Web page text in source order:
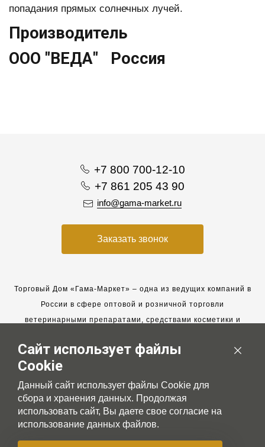
попадания прямых солнечных лучей.
Производитель
ООО "ВЕДА" Россия
+7 800 700-12-10
+7 861 205 43 90
info@gama-market.ru
Заказать звонок
Торговый Дом «Гама-Маркет» – одна из ведущих компаний в
России в сфере оптовой и розничной торговли
ветеринарными препаратами, средствами косметики и
Мы работаем с 2005 года. Мы приглашаем к сотрудничеству
новых клиентов и всегда рассчитываем на взаимовыгодные,
долгосрочные партнерские отношения.
Сайт использует файлы
Cookie
Данный сайт использует файлы Cookie для
сбора и хранения данных. Продолжая
использовать сайт, Вы даете свое согласие на
использование данных файлов.